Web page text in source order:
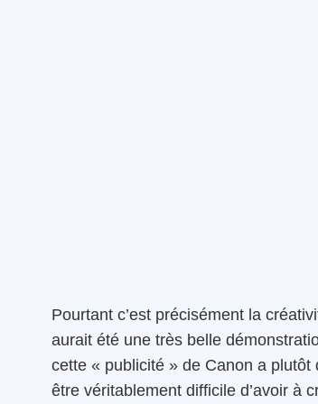
Pourtant c’est précisément la
aurait été une très belle
cette « publicité » de Canon a
être véritablement difficile d’avoir à